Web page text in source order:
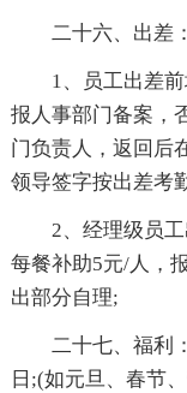
二十六、出差：
1、员工出差
报人事部门备案，
门负责人，返回后
领导签字按出差考
2、经理级员
每餐补助5元/人，
出部分自理;
二十七、福利
日;(如元旦、春节